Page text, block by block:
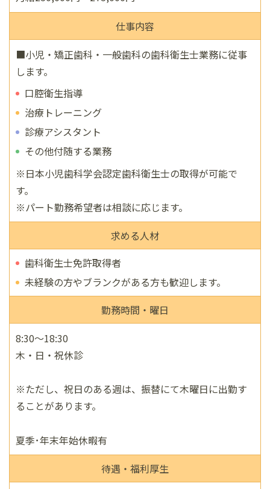
仕事内容
■小児・矯正歯科・一般歯科の歯科衛生士業務に従事
します。
口腔衛生指導
治療トレーニング
診療アシスタント
その他付随する業務
※日本小児歯科学会認定歯科衛生士の取得が可能で
す。
※パート勤務希望者は相談に応じます。
求める人材
歯科衛生士免許取得者
未経験の方やブランクがある方も歓迎します。
勤務時間・曜日
8:30～18:30
木・日・祝休診
※ただし、祝日のある週は、振替にて木曜日に出勤す
ることがあります。
夏季･年末年始休暇有
待遇・福利厚生